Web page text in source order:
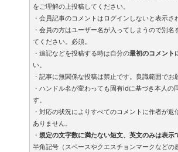
をご理解の上投稿してください。
・会員記事のコメントはログインしないと表示さ
・会員の方はユーザー名が入ってしまうので別名
てください。必須。
・追記などを投稿する時は自分の最初のコメント
い。
・記事に無関係な投稿は禁止です。良識範囲でお
・ハンドル名が変わっても固有idに基づき本人の
す。
・対応の状況によりすべてのコメントに作者が返
ありません。
・ 規定の文字数に満たない短文、英文のみは表示
半角記号（スペースやクエスチョンマークなどの